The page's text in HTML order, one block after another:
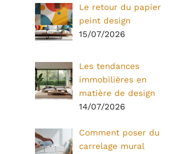
Le retour du papier
peint design
15/07/2026
Les tendances
immobilières en
matière de design
14/07/2026
Comment poser du
carrelage mural